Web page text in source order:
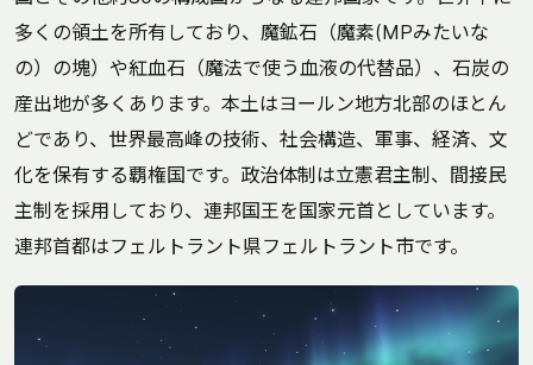
多くの領土を所有しており、魔鉱石（魔素(MPみたいな
の）の塊）や紅血石（魔法で使う血液の代替品）、石炭の
産出地が多くあります。本土はヨールン地方北部のほとん
どであり、世界最高峰の技術、社会構造、軍事、経済、文
化を保有する覇権国です。政治体制は立憲君主制、間接民
主制を採用しており、連邦国王を国家元首としています。
連邦首都はフェルトラント県フェルトラント市です。